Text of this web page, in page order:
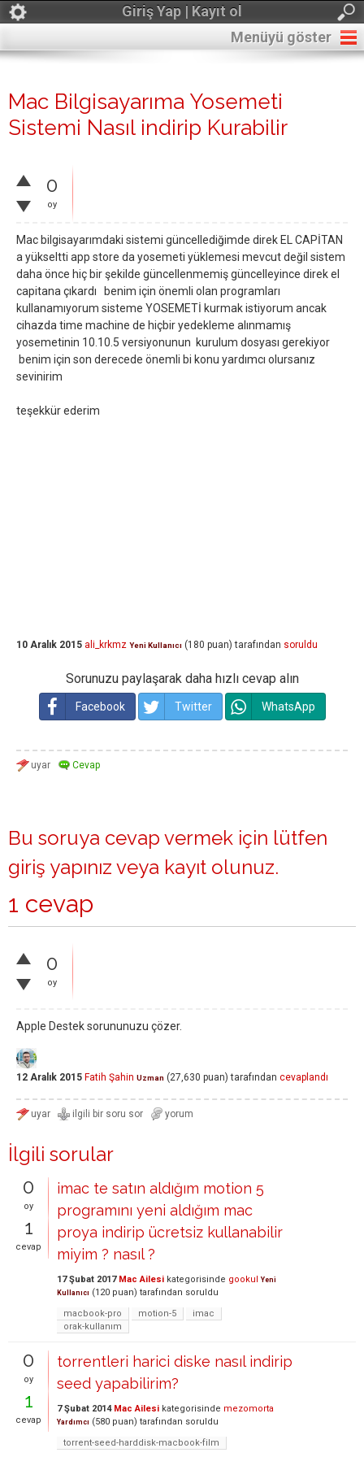
Giriş Yap | Kayıt ol
Menüyü göster
Mac Bilgisayarıma Yosemeti
Sistemi Nasıl indirip Kurabilir
0
oy
Mac bilgisayarımdaki sistemi güncellediğimde direk EL CAPİTAN
a yükseltti app store da yosemeti yüklemesi mevcut değil sistem
daha önce hiç bir şekilde güncellenmemiş güncelleyince direk el
capitana çıkardı benim için önemli olan programları
kullanamıyorum sisteme YOSEMETİ kurmak istiyorum ancak
cihazda time machine de hiçbir yedekleme alınmamış
yosemetinin 10.10.5 versiyonunun kurulum dosyası gerekiyor
benim için son derecede önemli bi konu yardımcı olursanız
sevinirim
teşekkür ederim
10 Aralık 2015 ali_krkmz Yeni Kullanıcı (180 puan) tarafından soruldu
Sorunuzu paylaşarak daha hızlı cevap alın
Facebook Twitter WhatsApp
Bu soruya cevap vermek için lütfen
giriş yapınız veya kayıt olunuz.
1 cevap
0
oy
Apple Destek sorununuzu çözer.
12 Aralık 2015 Fatih Şahin Uzman (27,630 puan) tarafından cevaplandı
İlgili sorular
0
oy
1
cevap
imac te satın aldığım motion 5
programını yeni aldığım mac
proya indirip ücretsiz kullanabilir
miyim ? nasıl ?
17 Şubat 2017 Mac Ailesi kategorisinde gookul Yeni
Kullanıcı (120 puan) tarafından soruldu
macbook-pro
motion-5
imac
orak-kullanım
0
oy
1
cevap
torrentleri harici diske nasıl indirip
seed yapabilirim?
7 Şubat 2014 Mac Ailesi kategorisinde mezomorta
Yardımcı (580 puan) tarafından soruldu
torrent-seed-harddisk-macbook-film